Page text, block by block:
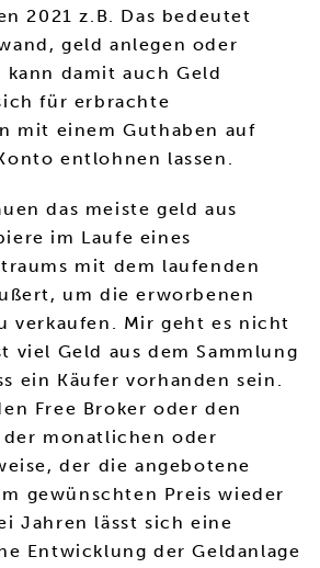
2021 z.B. Das bedeutet
geld anlegen oder
damit auch Geld
für erbrachte
mit einem Guthaben auf
entlohnen lassen.
das meiste geld aus
im Laufe eines
mit dem laufenden
um die erworbenen
verkaufen. Mir geht es nicht
viel Geld aus dem Sammlung
ein Käufer vorhanden sein.
Free Broker oder den
monatlichen oder
der die angebotene
gewünschten Preis wieder
Jahren lässt sich eine
Entwicklung der Geldanlage